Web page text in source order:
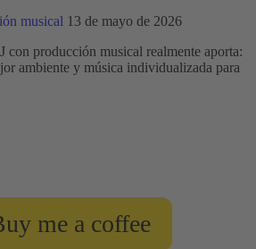
musical 13 de mayo de 2026
con producción musical realmente aporta:
ambiente y música individualizada para
me a coffee